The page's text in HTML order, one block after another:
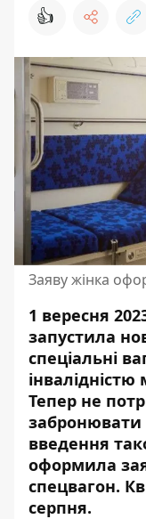
👍
Заяву жінка
1 вересня
запустила
спеціальні
Тепер не
забронювати
введення
оформила
спецвагон.
серпня.